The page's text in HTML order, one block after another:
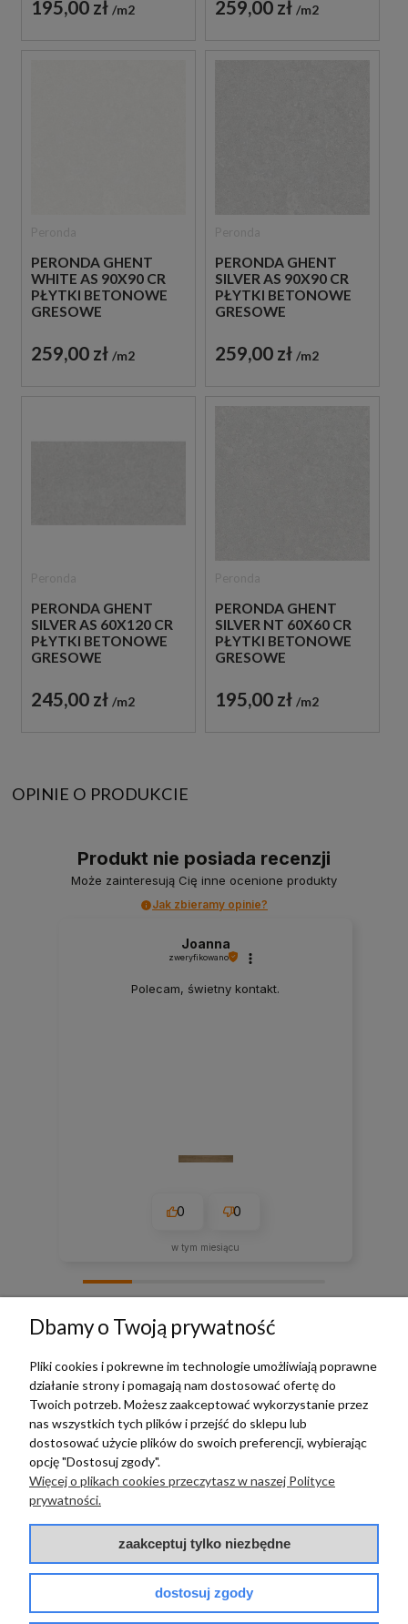
195,00 zł m2 259,00 zł m2
PERONDA GHENT
WHITE AS 90X90 CR
PŁYTKI BETONOWE
GRESOWE
259,00 zł m2
PERONDA GHENT
SILVER AS 90X90 CR
PŁYTKI BETONOWE
GRESOWE
259,00 zł m2
PERONDA GHENT
SILVER AS 60X120 CR
PŁYTKI BETONOWE
GRESOWE
245,00 zł m2
PERONDA GHENT
SILVER NT 60X60 CR
PŁYTKI BETONOWE
GRESOWE
195,00 zł m2
OPINIE O PRODUKCIE
Produkt nie posiada recenzji
Może zainteresują Cię inne ocenione produkty
Jak zbieramy opinie?
Joanna
zweryfikowano
Polecam, świetny kontakt.
0 0
w tym miesiącu
TERRADECO
BAZA WIEDZY
PŁATNOŚCI I DOSTAWA
Dbamy o Twoją prywatność
Pliki cookies i pokrewne im technologie umożliwiają poprawne
działanie strony i pomagają nam dostosować ofertę do
Twoich potrzeb. Możesz zaakceptować wykorzystanie przez
nas wszystkich tych plików i przejść do sklepu lub
dostosować użycie plików do swoich preferencji, wybierając
opcję "Dostosuj zgody".
Więcej o plikach cookies przeczytasz w naszej Polityce
prywatności.
zaakceptuj tylko niezbędne
dostosuj zgody